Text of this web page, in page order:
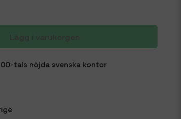
tals nöjda svenska kontor